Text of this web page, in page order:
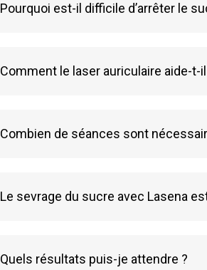
Pourquoi est-il difficile d’arrêter le
Comment le laser auriculaire aide-t-
Combien de séances sont
Le sevrage du sucre avec Lasena
Quels résultats puis-je attendre ?